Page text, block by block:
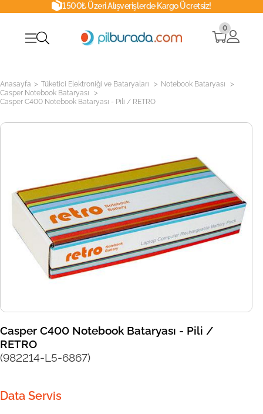
1500₺ Üzeri Alışverişlerde Kargo Ücretsiz!
0
Anasayfa > Tüketici Elektroniği ve Bataryaları > Notebook Bataryası >
Casper Notebook Bataryası >
Casper C400 Notebook Bataryası - Pili / RETRO
Casper C400 Notebook Bataryası - Pili /
RETRO
(982214-L5-6867)
Data Servis